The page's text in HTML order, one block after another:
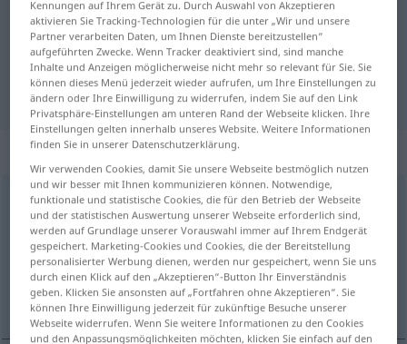
"überreichen"
"überreichen" Türkisch
Übersetzung
„überreichen“: transitives Verb
überreichenv/t <ohne-ge-;h. >
Übersicht aller Übersetzungen
(Für mehr Details die Übersetzung anklicken/antippen)
sunmak, takdim etmek
Kennungen auf Ihrem Gerät zu. Durch Auswahl von Akzeptieren
aktivieren Sie Tracking-Technologien für die unter „Wir und unsere
Partner verarbeiten Daten, um Ihnen Dienste bereitzustellen“
aufgeführten Zwecke. Wenn Tracker deaktiviert sind, sind manche
Inhalte und Anzeigen möglicherweise nicht mehr so relevant für Sie. Sie
können dieses Menü jederzeit wieder aufrufen, um Ihre Einstellungen zu
ändern oder Ihre Einwilligung zu widerrufen, indem Sie auf den Link
Privatsphäre-Einstellungen am unteren Rand der Webseite klicken. Ihre
Einstellungen gelten innerhalb unseres Website. Weitere Informationen
finden Sie in unserer Datenschutzerklärung.
Wir verwenden Cookies, damit Sie unsere Webseite bestmöglich nutzen
und wir besser mit Ihnen kommunizieren können. Notwendige,
funktionale und statistische Cookies, die für den Betrieb der Webseite
und der statistischen Auswertung unserer Webseite erforderlich sind,
werden auf Grundlage unserer Vorauswahl immer auf Ihrem Endgerät
gespeichert. Marketing-Cookies und Cookies, die der Bereitstellung
personalisierter Werbung dienen, werden nur gespeichert, wenn Sie uns
durch einen Klick auf den „Akzeptieren“-Button Ihr Einverständnis
geben. Klicken Sie ansonsten auf „Fortfahren ohne Akzeptieren“. Sie
können Ihre Einwilligung jederzeit für zukünftige Besuche unserer
Webseite widerrufen. Wenn Sie weitere Informationen zu den Cookies
und den Anpassungsmöglichkeiten möchten, klicken Sie einfach auf den